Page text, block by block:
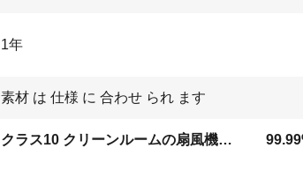
1年
素材 は 仕様 に 合わせ られ ます
クラス10 クリーンルームの扇風機フィルターユニット99.99%効率のクリーンルームファンフィルターユニット99.99% 効率性 産業用扇風機フィルター